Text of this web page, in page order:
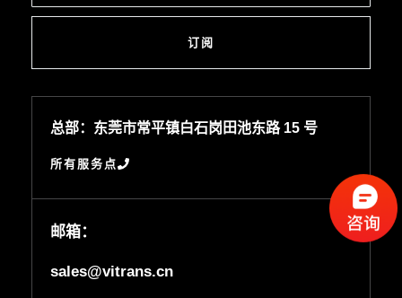
订阅
总部：东莞市常平镇白石岗田池东路 15 号
所有服务点
邮箱：
sales@vitrans.cn